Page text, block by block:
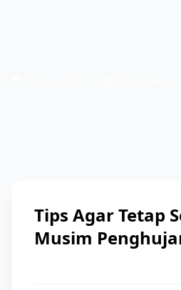
Tips Agar Tetap
Musim